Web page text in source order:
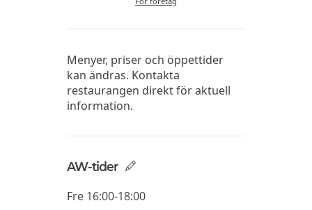
Menyer, priser och öppettider
kan ändras. Kontakta
restaurangen direkt för aktuell
information.
AW-tider
Fre 16:00-18:00